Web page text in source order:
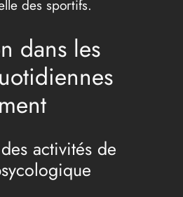
des sportifs.
dans les
activités de